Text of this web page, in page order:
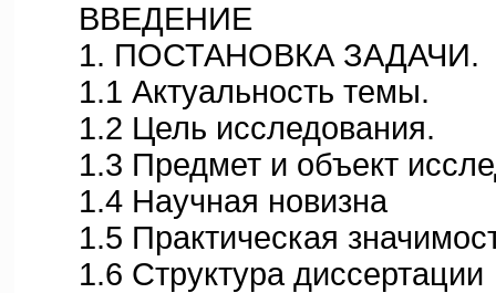
ВВЕДЕНИЕ
1. ПОСТАНОВКА ЗАДАЧИ.
1.1 Актуальность темы.
1.2 Цель исследования.
1.3 Предмет и объект
1.4 Научная новизна
1.5 Практическая
1.6 Структура диссертации